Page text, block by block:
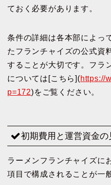
ておく必要があります。
条件の詳細は各本部によっ
たフランチャイズの公式資
することが大切です。フラ
については[こちら](https://
p=172)をご覧ください。
初期費用と運営資金の
ラーメンフランチャイズに
項目で構成されることが一